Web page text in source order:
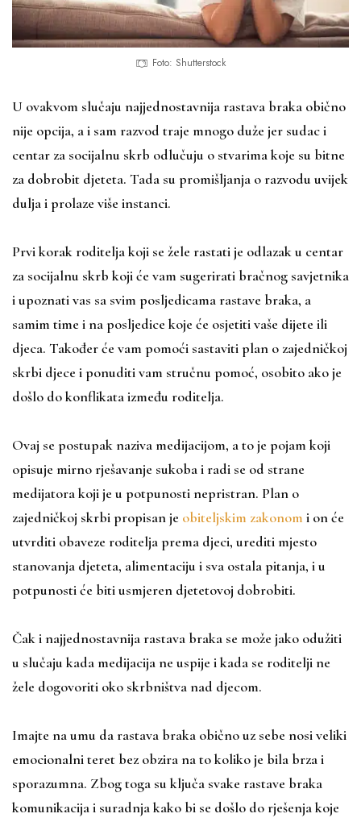
Foto: Shutterstock
U ovakvom slučaju najjednostavnija rastava braka obično
nije opcija, a i sam razvod traje mnogo duže jer sudac i
centar za socijalnu skrb odlučuju o stvarima koje su bitne
za dobrobit djeteta. Tada su promišljanja o razvodu uvijek
dulja i prolaze više instanci.
Prvi korak roditelja koji se žele rastati je odlazak u centar
za socijalnu skrb koji će vam sugerirati bračnog savjetnika
i upoznati vas sa svim posljedicama rastave braka, a
samim time i na posljedice koje će osjetiti vaše dijete ili
djeca. Također će vam pomoći sastaviti plan o zajedničkoj
skrbi djece i ponuditi vam stručnu pomoć, osobito ako je
došlo do konflikata između roditelja.
Ovaj se postupak naziva medijacijom, a to je pojam koji
opisuje mirno rješavanje sukoba i radi se od strane
medijatora koji je u potpunosti nepristran. Plan o
zajedničkoj skrbi propisan je obiteljskim zakonom i on će
utvrditi obaveze roditelja prema djeci, urediti mjesto
stanovanja djeteta, alimentaciju i sva ostala pitanja, i u
potpunosti će biti usmjeren djetetovoj dobrobiti.
Čak i najjednostavnija rastava braka se može jako odužiti
u slučaju kada medijacija ne uspije i kada se roditelji ne
žele dogovoriti oko skrbništva nad djecom.
Imajte na umu da rastava braka obično uz sebe nosi veliki
emocionalni teret bez obzira na to koliko je bila brza i
sporazumna. Zbog toga su ključa svake rastave braka
komunikacija i suradnja kako bi se došlo do rješenja koje